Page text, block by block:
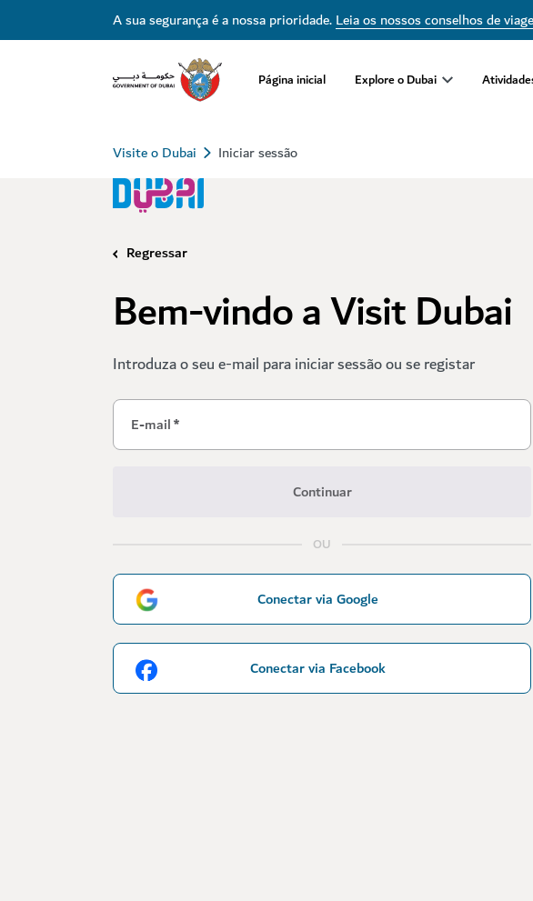
A sua segurança é a nossa prioridade.Leia os nossos conselhos de
Página inicial Explore o Dubai
Visite o Dubai Iniciar sessão
Regressar
Bem-vindo a Visit Dubai
Introduza o seu e-mail para iniciar sessão ou se registar
E-mail*
Continuar
OU
Conectar via Google
Conectar via Facebook